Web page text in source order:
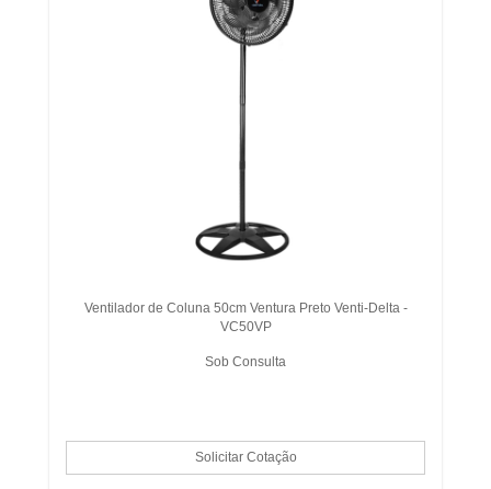
Ventilador de Coluna 50cm Ventura Preto Venti-Delta -
VC50VP
Sob Consulta